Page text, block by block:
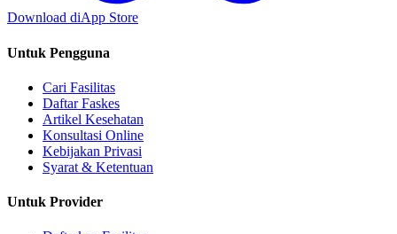
Download diApp Store
Untuk Pengguna
Cari Fasilitas
Daftar Faskes
Artikel Kesehatan
Konsultasi Online
Kebijakan Privasi
Syarat & Ketentuan
Untuk Provider